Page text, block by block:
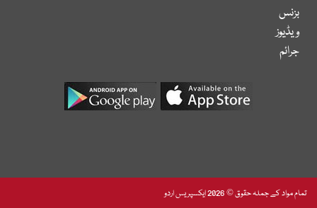
بزنس
ویڈیوز
جرائم
تمام مواد کے جملہ حقوق © 2026 ایکسپریس اردو